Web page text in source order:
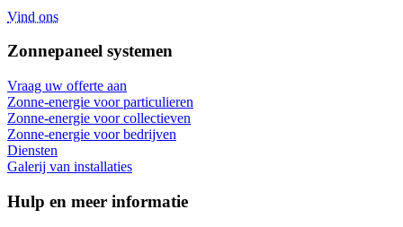
Vind ons
Zonnepaneel systemen
Vraag uw offerte aan
Zonne-energie voor particulieren
Zonne-energie voor collectieven
Zonne-energie voor bedrijven
Diensten
Galerij van installaties
Hulp en meer informatie